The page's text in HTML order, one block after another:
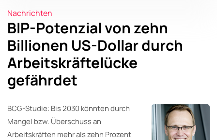
Nachrichten
BIP-Potenzial von zehn
Billionen US-Dollar durch
Arbeitskräftelücke
gefährdet
BCG-Studie: Bis 2030 könnten durch
Mangel bzw. Überschuss an
Arbeitskräften mehr als zehn Prozent